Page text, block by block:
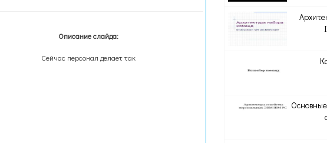
Описание слайда:
Сейчас персонал делает так